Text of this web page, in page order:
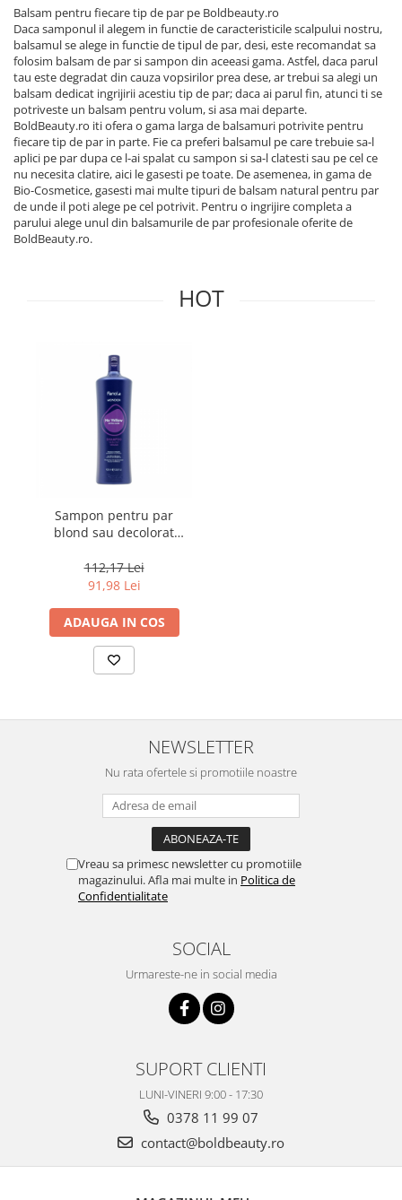
Balsam pentru fiecare tip de par pe Boldbeauty.ro
Daca samponul il alegem in functie de caracteristicile scalpului nostru,
balsamul se alege in functie de tipul de par, desi, este recomandat sa
folosim balsam de par si sampon din aceeasi gama. Astfel, daca parul
tau este degradat din cauza vopsirilor prea dese, ar trebui sa alegi un
balsam dedicat ingrijirii acestiu tip de par; daca ai parul fin, atunci ti se
potriveste un balsam pentru volum, si asa mai departe.
BoldBeauty.ro iti ofera o gama larga de balsamuri potrivite pentru
fiecare tip de par in parte. Fie ca preferi balsamul pe care trebuie sa-l
aplici pe par dupa ce l-ai spalat cu sampon si sa-l clatesti sau pe cel ce
nu necesita clatire, aici le gasesti pe toate. De asemenea, in gama de
Bio-Cosmetice, gasesti mai multe tipuri de balsam natural pentru par
de unde il poti alege pe cel potrivit. Pentru o ingrijire completa a
parului alege unul din balsamurile de par profesionale oferite de
BoldBeauty.ro.
HOT
Sampon pentru par
blond sau decolorat
Yellow, 1000 ml
112,17 Lei
91,98 Lei
ADAUGA IN COS
NEWSLETTER
Nu rata ofertele si promotiile noastre
Vreau sa primesc newsletter cu promotiile
magazinului. Afla mai multe in Politica de
Confidentialitate
SOCIAL
Urmareste-ne in social media
SUPORT CLIENTI
LUNI-VINERI 9:00 - 17:30
0378 11 99 07
contact@boldbeauty.ro